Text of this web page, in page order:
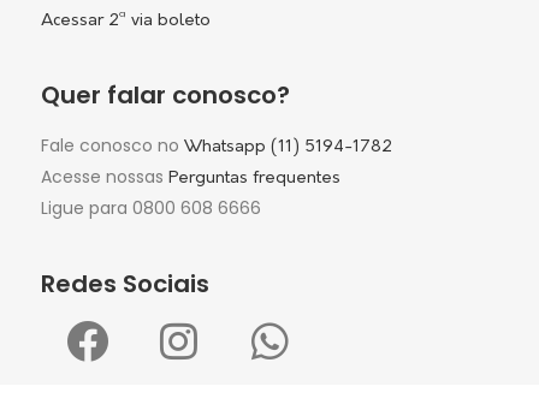
Acessar 2ª via boleto
Quer falar conosco?
Fale conosco no Whatsapp (11) 5194-1782
Acesse nossas Perguntas frequentes
Ligue para 0800 608 6666
Redes Sociais